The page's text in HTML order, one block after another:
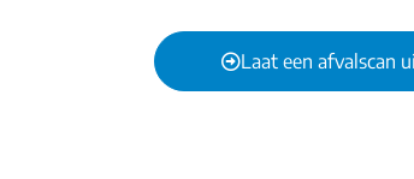
Laat een afvalscan